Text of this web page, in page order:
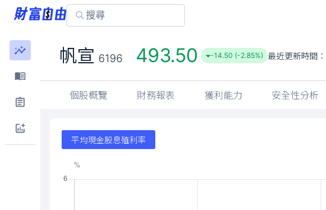
帆宣 6196 493.50 -14.50 (-2.85%) 最近更新時間：
個股概覽 財務報表 獲利能力 安全性分析
平均現金股息殖利率